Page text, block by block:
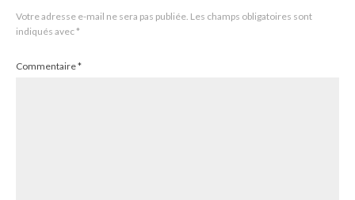
Votre adresse e-mail ne sera pas publiée. Les champs obligatoires sont
indiqués avec*
Commentaire*